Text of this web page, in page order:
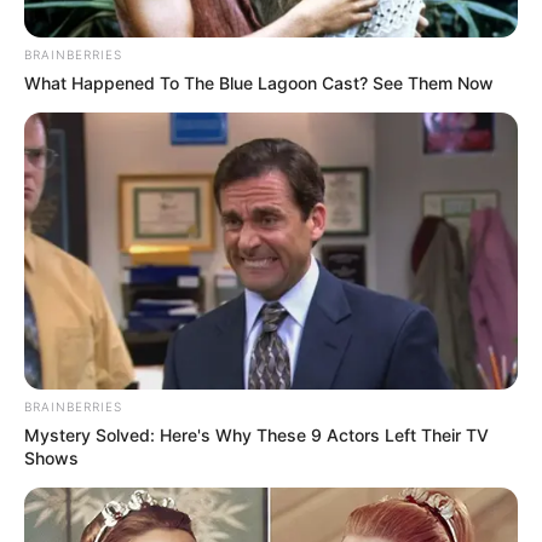
BRAINBERRIES
What Happened To The Blue Lagoon Cast? See Them Now
BRAINBERRIES
Mystery Solved: Here's Why These 9 Actors Left Their TV
Shows